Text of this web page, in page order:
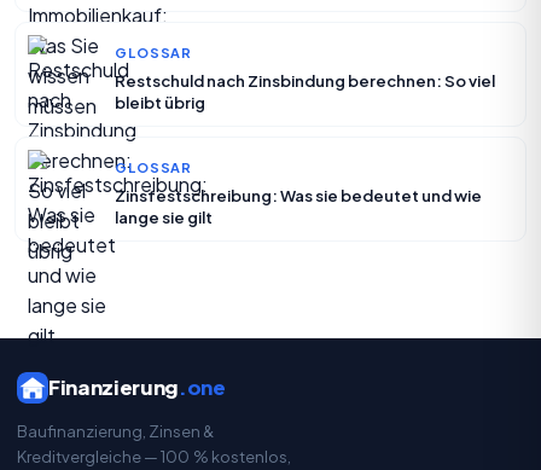
GLOSSAR
Restschuld nach Zinsbindung berechnen: So viel
bleibt übrig
GLOSSAR
Zinsfestschreibung: Was sie bedeutet und wie
lange sie gilt
Finanzierung.one
Baufinanzierung, Zinsen &
Kreditvergleiche — 100 % kostenlos,